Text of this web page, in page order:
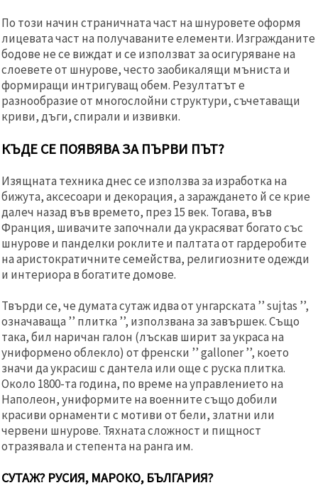
По този начин страничната част на шнуровете оформя
лицевата част на получаваните елементи. Изгражданите
бодове не се виждат и се използват за осигуряване на
слоевете от шнурове, често заобикалящи мъниста и
формиращи интригуващ обем. Резултатът е
разнообразие от многослойни структури, съчетаващи
криви, дъги, спирали и извивки.
КЪДЕ СЕ ПОЯВЯВА ЗА ПЪРВИ ПЪТ?
Изящната техника днес се използва за изработка на
бижута, аксесоари и декорация, а зараждането й се крие
далеч назад във времето, през 15 век. Тогава, във
Франция, шивачите започнали да украсяват богато със
шнурове и панделки роклите и палтата от гардеробите
на аристократичните семейства, религиозните одежди
и интериора в богатите домове.
Твърди се, че думата сутаж идва от унгарската ’’ sujtas ’’,
означаваща ’’ плитка ’’, използвана за завършек. Също
така, бил наричан галон (лъскав ширит за украса на
униформено облекло) от френски ’’ galloner ’’, което
значи да украсиш с дантела или още с руска плитка.
Около 1800-та година, по време на управлението на
Наполеон, униформите на военните също добили
красиви орнаменти с мотиви от бели, златни или
червени шнурове. Тяхната сложност и пищност
отразявала и степента на ранга им.
СУТАЖ? РУСИЯ, МАРОКО, БЪЛГАРИЯ?